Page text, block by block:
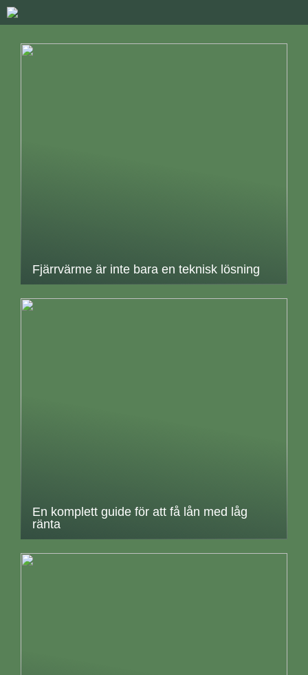
Fjärrvärme är inte bara en teknisk lösning
En komplett guide för att få lån med låg
ränta